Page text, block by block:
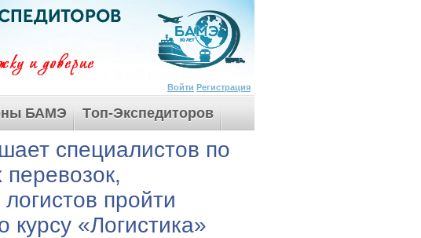
Войти Регистрация
БАМЭ Tоп-Экспедиторов
специалистов по
пройти
«Логистика»